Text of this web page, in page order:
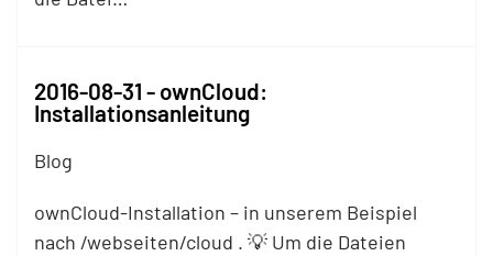
2016-08-31 - ownCloud:
Installationsanleitung
Blog
ownCloud-Installation – in unserem Beispiel
nach /webseiten/cloud . 💡 Um die Dateien